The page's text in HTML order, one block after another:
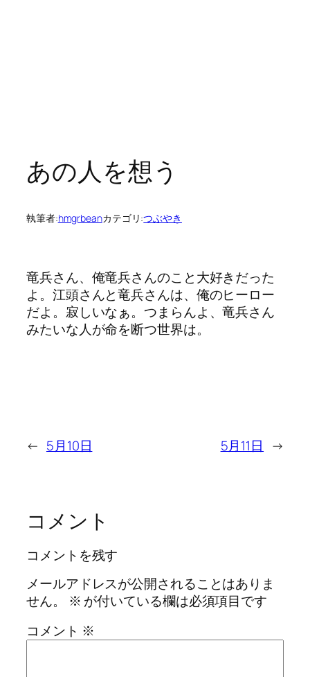
あの人を想う
執筆者:hmgrbeanカテゴリ:つぶやき
竜兵さん、俺竜兵さんのこと大好きだった
よ。江頭さんと竜兵さんは、俺のヒーロー
だよ。寂しいなぁ。つまらんよ、竜兵さん
みたいな人が命を断つ世界は。
← 5月10日 5月11日 →
コメント
コメントを残す
メールアドレスが公開されることはありま
せん。
※ が付いている欄は必須項目です
コメント ※